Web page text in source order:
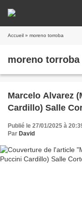
Accueil » moreno torroba
moreno torroba
Marcelo Alvarez
Cardillo) Salle
Publié le 27/01/2025 à
Par David